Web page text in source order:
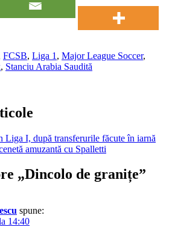
FCSB, Liga 1 , Major League Soccer,
, Stanciu Arabia Saudită
I, după transferurile făcute în iarnă
amuzantă cu Spalletti
„Dincolo de granițe”
spune:
14:40